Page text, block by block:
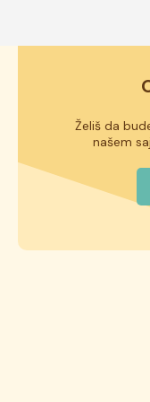
Želiš da
našem